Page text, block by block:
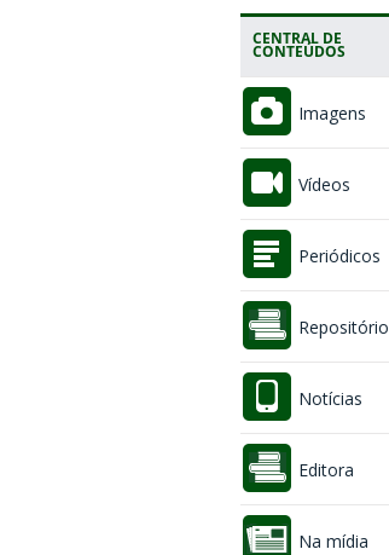
CENTRAL DE
CONTEÚDOS
Imagens
Vídeos
Periódicos
Repositório
Notícias
Editora
Na mídia